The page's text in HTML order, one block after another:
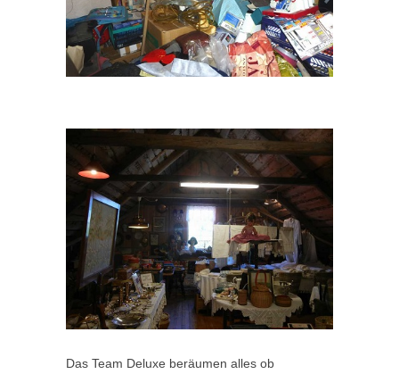
Das Team Deluxe beräumen alles ob